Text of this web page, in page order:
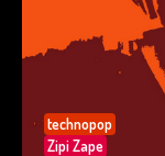
technopop
Zipi Zape